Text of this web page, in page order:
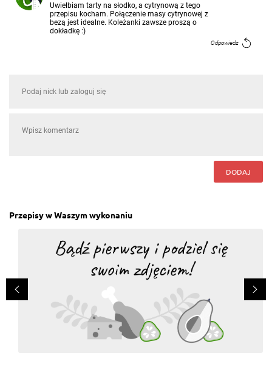
Uwielbiam tarty na słodko, a cytrynową z tego
przepisu kocham. Połączenie masy cytrynowej z
bezą jest idealne. Koleżanki zawsze proszą o
dokładkę :)
Odpowiedz
DODAJ
Przepisy w Waszym wykonaniu